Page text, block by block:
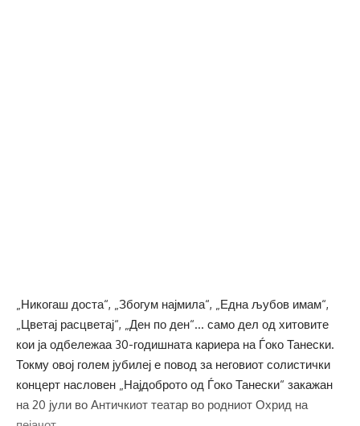
„Никогаш доста“, „Збогум најмила“, „Една љубов имам“,
„Цветај расцветај“, „Ден по ден“… само дел од хитовите
кои ја одбележаа 30-годишната кариера на Ѓоко Танески.
Токму овој голем јубилеј е повод за неговиот солистички
концерт насловен „Најдоброто од Ѓоко Танески“ закажан
на 20 јули во Античкиот театар во родниот Охрид на